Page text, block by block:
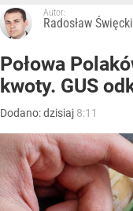
Autor:
Radosław Święcki
Połowa
kwoty. GUS
Dodano:dzisiaj 8:11